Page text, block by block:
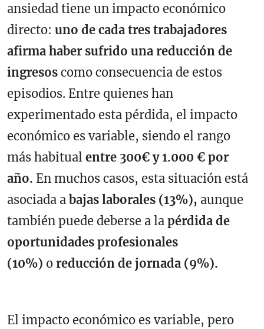
ansiedad tiene un impacto económico
directo: uno de cada tres trabajadores
afirma haber sufrido una reducción de
ingresos como consecuencia de estos
episodios. Entre quienes han
experimentado esta pérdida, el impacto
económico es variable, siendo el rango
más habitual entre 300€ y 1.000 € por
año. En muchos casos, esta situación está
asociada a bajas laborales (13%), aunque
también puede deberse a la pérdida de
oportunidades profesionales
(10%) o reducción de jornada (9%).
El impacto económico es variable, pero